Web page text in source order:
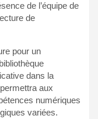
de l’équipe de
de
pour un
dans la
aux
numériques
variées.